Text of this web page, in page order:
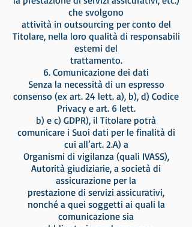
che svolgono
attività in outsourcing per conto del
Titolare, nella loro qualità di responsabili
esterni del
trattamento.
6. Comunicazione dei dati
Senza la necessità di un espresso
consenso (ex art. 24 lett. a), b), d) Codice
Privacy e art. 6 lett.
b) e c) GDPR), il Titolare potrà
comunicare i Suoi dati per le finalità di
cui all’art. 2.A) a
Organismi di vigilanza (quali IVASS),
Autorità giudiziarie, a società di
assicurazione per la
prestazione di servizi assicurativi,
nonché a quei soggetti ai quali la
comunicazione sia